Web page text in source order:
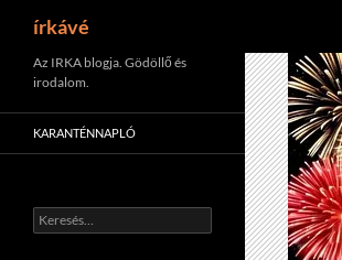
Tartalomhoz
írkávé
Az IRKA blogja. Gödöllő és
irodalom.
KARANTÉNNAPLÓ
Keresés: